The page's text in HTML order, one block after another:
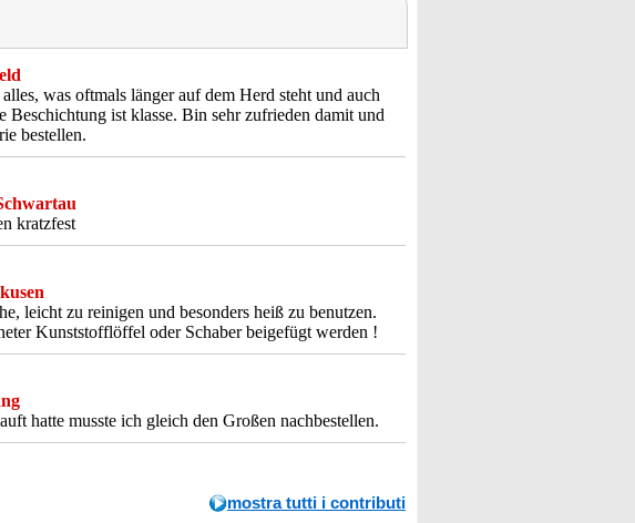
was oftmals länger auf dem Herd steht und auch
ist klasse. Bin sehr zufrieden damit und
bestellen.
kratzfest
leicht zu reinigen und besonders heiß zu benutzen.
Kunststofflöffel oder Schaber beigefügt werden !
hatte musste ich gleich den Großen nachbestellen.
mostra tutti i contributi